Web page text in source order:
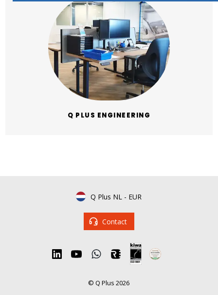
Q PLUS ENGINEERING
Q Plus NL - EUR
Contact
© Q Plus 2026